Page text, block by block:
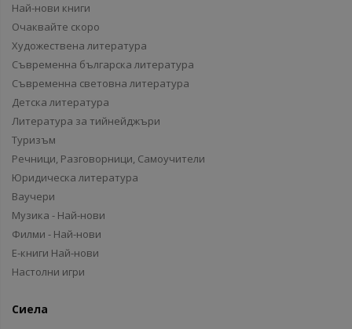
Най-нови книги
Очаквайте скоро
Художествена литература
Съвременна българска литература
Съвременна световна литература
Детска литература
Литература за тийнейджъри
Туризъм
Речници, Разговорници, Самоучители
Юридическа литература
Ваучери
Музика - Най-нови
Филми - Най-нови
Е-книги Най-нови
Настолни игри
Сиела